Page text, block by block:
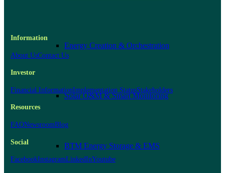
Energy Creation & Orchestration
Solar O&M & Smart Monitoring
BTM Energy Storage & EMS
Information
About UsContact Us
Investor
Financial InformationImplementation StatusStakeholders
Resources
FAQNewsroomBlog
Social
FacebookInstagramLinkedInYoutube